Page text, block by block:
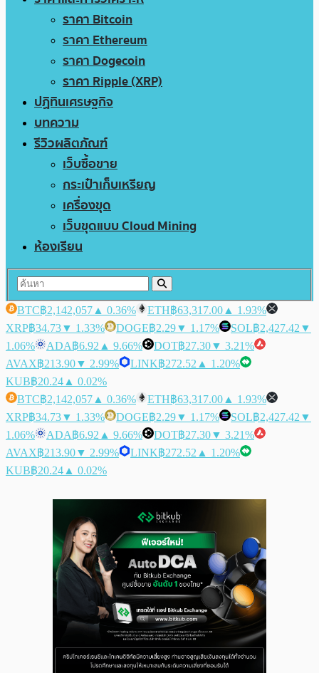
ราคา Bitcoin
ราคา Ethereum
ราคา Dogecoin
ราคา Ripple (XRP)
ปฏิทินเศรษฐกิจ
บทความ
รีวิวผลิตภัณฑ์
เว็บซื้อขาย
กระเป๋าเก็บเหรียญ
เครื่องขุด
เว็บขุดแบบ Cloud Mining
ห้องเรียน
BTC฿2,142,057 ▲ 0.36% ETH฿63,317.00 ▲ 1.93%
XRP฿34.73▼ 1.33% DOGE฿2.29▼ 1.17% SOL฿2,427.42 ▼
1.06%
ADA฿6.92 ▲ 9.66% DOT฿27.30▼ 3.21%
AVAX฿213.90▼ 2.99% LINK฿272.52 ▲ 1.20%
KUB฿20.24 ▲ 0.02%
BTC฿2,142,057 ▲ 0.36% ETH฿63,317.00 ▲ 1.93%
XRP฿34.73▼ 1.33% DOGE฿2.29▼ 1.17% SOL฿2,427.42 ▼
1.06%
ADA฿6.92 ▲ 9.66% DOT฿27.30▼ 3.21%
AVAX฿213.90▼ 2.99% LINK฿272.52 ▲ 1.20%
KUB฿20.24 ▲ 0.02%